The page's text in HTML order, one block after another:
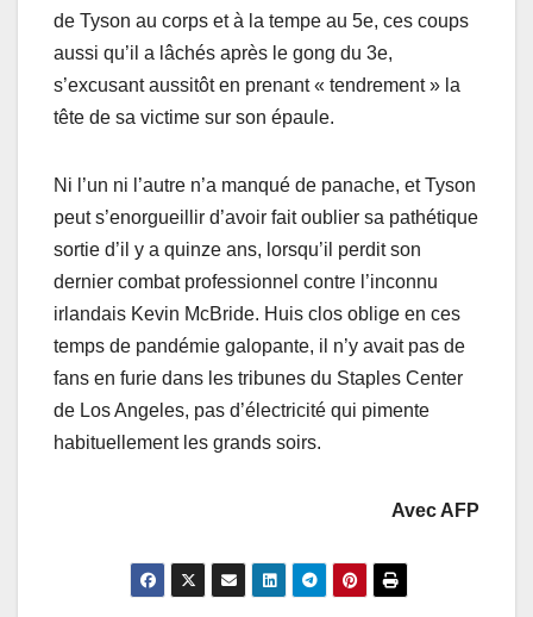
de Tyson au corps et à la tempe au 5e, ces coups
aussi qu’il a lâchés après le gong du 3e,
s’excusant aussitôt en prenant « tendrement » la
tête de sa victime sur son épaule.
Ni l’un ni l’autre n’a manqué de panache, et Tyson
peut s’enorgueillir d’avoir fait oublier sa pathétique
sortie d’il y a quinze ans, lorsqu’il perdit son
dernier combat professionnel contre l’inconnu
irlandais Kevin McBride. Huis clos oblige en ces
temps de pandémie galopante, il n’y avait pas de
fans en furie dans les tribunes du Staples Center
de Los Angeles, pas d’électricité qui pimente
habituellement les grands soirs.
Avec AFP